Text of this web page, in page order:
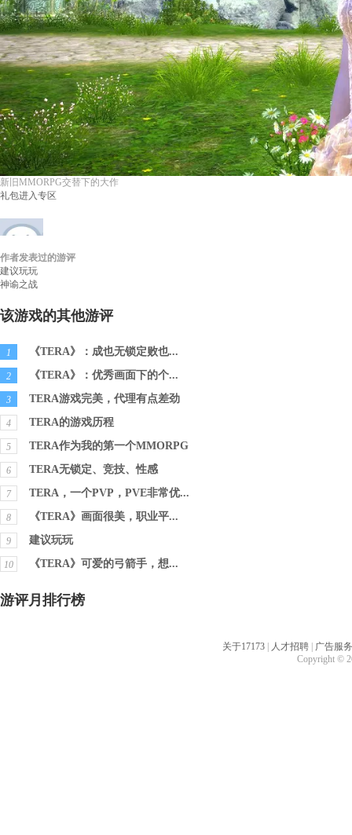
新旧MMORPG交替下的大作
礼包进入专区
过客小刘
作者发表过的游评
建议玩玩
神谕之战
该游戏的其他游评
1 《TERA》：成也无锁定败也...
2 《TERA》：优秀画面下的个...
3 TERA游戏完美，代理有点差劲
4 TERA的游戏历程
5 TERA作为我的第一个MMORPG
6 TERA无锁定、竞技、性感
7 TERA，一个PVP，PVE非常优...
8 《TERA》画面很美，职业平...
9 建议玩玩
10 《TERA》可爱的弓箭手，想...
游评月排行榜
关于17173 人才招聘
广告服务
Copyright ©